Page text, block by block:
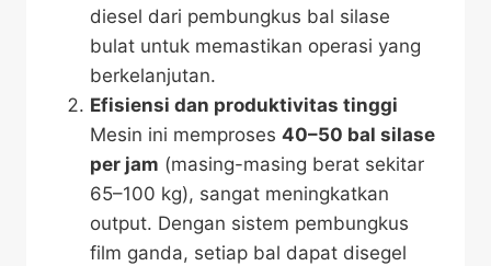
diesel dari pembungkus bal silase
bulat untuk memastikan operasi yang
berkelanjutan.
Efisiensi dan produktivitas tinggi
Mesin ini memproses 40–50 bal silase
per jam (masing-masing berat sekitar
65–100 kg), sangat meningkatkan
output. Dengan sistem pembungkus
film ganda, setiap bal dapat disegel